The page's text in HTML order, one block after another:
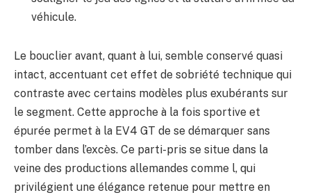
véhicule.
Le bouclier avant, quant à lui, semble conservé quasi
intact, accentuant cet effet de sobriété technique qui
contraste avec certains modèles plus exubérants sur
le segment. Cette approche à la fois sportive et
épurée permet à la EV4 GT de se démarquer sans
tomber dans l’excès. Ce parti-pris se situe dans la
veine des productions allemandes comme l, qui
privilégient une élégance retenue pour mettre en